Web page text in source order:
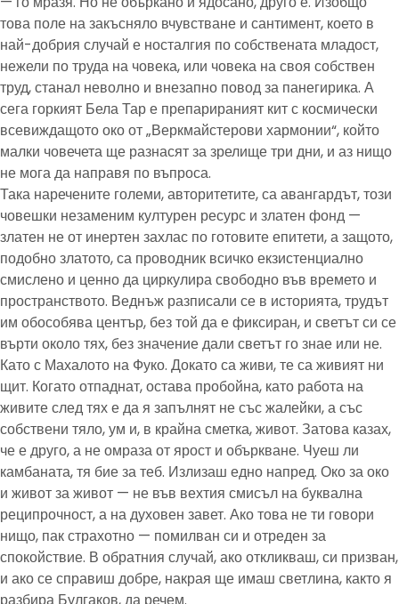
това поле на закъсняло вчувстване и сантимент, което в
най-добрия случай е носталгия по собствената младост,
нежели по труда на човека, или човека на своя собствен
труд, станал неволно и внезапно повод за панегирика. А
сега горкият Бела Тар е препарираният кит с космически
всевиждащото око от „Веркмайстерови хармонии“, който
малки човечета ще разнасят за зрелище три дни, и аз нищо
не мога да направя по въпроса.
Така наречените големи, авторитетите, са авангардът, този
човешки незаменим културен ресурс и златен фонд —
златен не от инертен захлас по готовите епитети, а защото,
подобно златото, са проводник всичко екзистенциално
смислено и ценно да циркулира свободно във времето и
пространството. Веднъж разписали се в историята, трудът
им обособява център, без той да е фиксиран, и светът си се
върти около тях, без значение дали светът го знае или не.
Като с Махалото на Фуко. Докато са живи, те са живият ни
щит. Когато отпаднат, остава пробойна, като работа на
живите след тях е да я запълнят не със жалейки, а със
собствени тяло, ум и, в крайна сметка, живот. Затова казах,
че е друго, а не омраза от ярост и объркване. Чуеш ли
камбаната, тя бие за теб. Излизаш едно напред. Око за око
и живот за живот — не във вехтия смисъл на буквална
реципрочност, а на духовен завет. Ако това не ти говори
нищо, пак страхотно — помилван си и отреден за
спокойствие. В обратния случай, ако откликваш, си призван,
и ако се справиш добре, накрая ще имаш светлина, както я